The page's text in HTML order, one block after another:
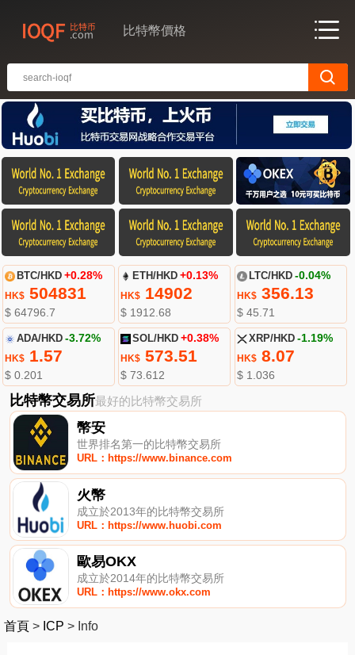
比特幣價格
BTC/HKD +0.28%
HK$504831
$ 64796.7
ETH/HKD +0.13%
HK$ 14902
$ 1912.68
LTC/HKD -0.04%
HK$356.13
$ 45.71
ADA/HKD -3.72%
HK$1.57
$ 0.201
SOL/HKD +0.38%
HK$ 573.51
$ 73.612
XRP/HKD -1.19%
HK$8.07
$ 1.036
比特幣交易所最好的比特幣交易所
幣安
世界排名第一的比特幣交易所
URL：https://www.binance.com
火幣
成立於2013年的比特幣交易所
URL：https://www.huobi.com
歐易OKX
成立於2014年的比特幣交易所
URL：https://www.okx.com
首頁 > ICP > Info